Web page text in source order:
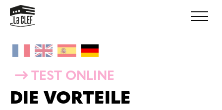
TEST ONLINE
DIE VORTEILE